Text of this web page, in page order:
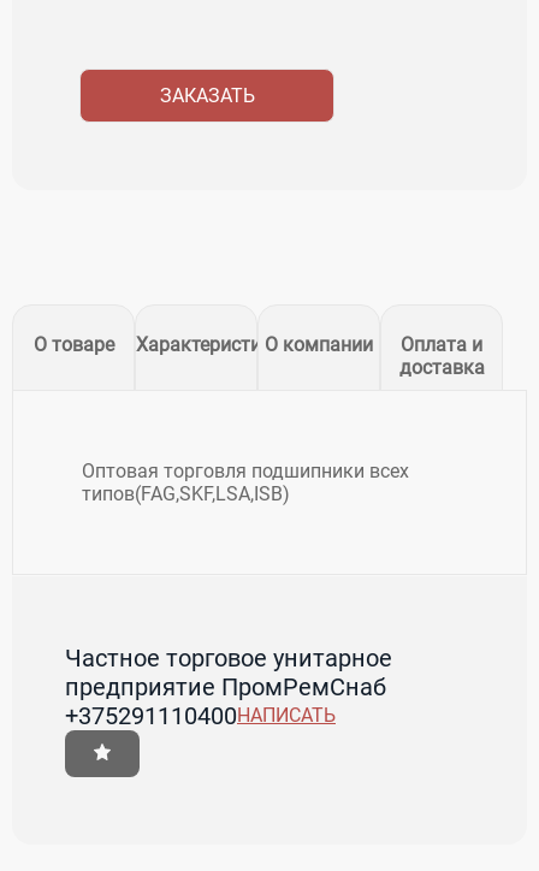
ЗАКАЗАТЬ
О товаре ХарактеристикиО компании
Оплата и
доставка
Оптовая торговля подшипники всех
типов(FAG,SKF,LSA,ISB)
Частное торговое унитарное
предприятие ПромРемСнаб
+375291110400НАПИСАТЬ